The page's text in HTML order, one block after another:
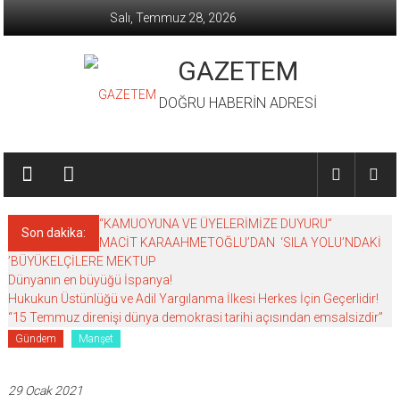
Salı, Temmuz 28, 2026
GAZETEM
DOĞRU HABERİN ADRESİ
Son dakika:
“KAMUOYUNA VE ÜYELERİMİZE DUYURU”
MACİT KARAAHMETOĞLU’DAN ‘SILA YOLU’NDAKİ
’BÜYÜKELÇİLERE MEKTUP
Dünyanın en büyüğü İspanya!
Hukukun Üstünlüğü ve Adil Yargılanma İlkesi Herkes İçin Geçerlidir!
“15 Temmuz direnişi dünya demokrasi tarihi açısından emsalsizdir”
Gündem Manşet
29 Ocak 2021